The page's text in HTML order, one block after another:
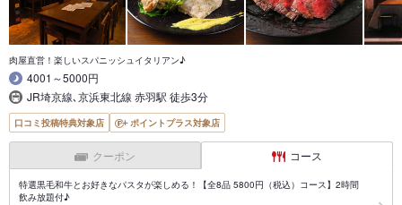
肉屋直営！楽しいスパニッシュイタリアン♪
4001～5000円
JR埼京線､京浜東北線 赤羽駅 徒歩3分
口コミ投稿特典対象店 ポイントプラス対象店
クーポン コース
特選黒毛和牛とお好きなパスタが楽しめる！【全8品 5800円（税込）コース】2時間
飲み放題付♪